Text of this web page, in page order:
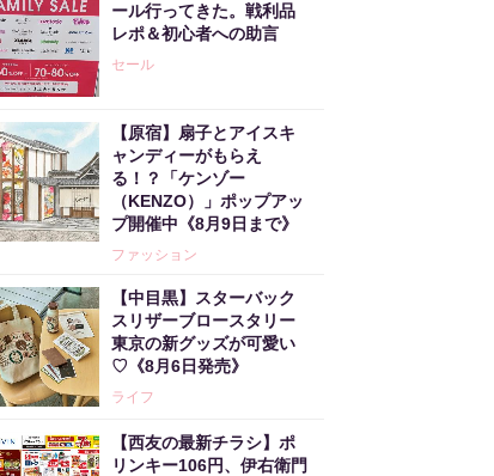
ール行ってきた。戦利品
レポ＆初心者への助言
セール
【原宿】扇子とアイスキ
ャンディーがもらえ
る！？「ケンゾー
（KENZO）」ポップアッ
プ開催中《8月9日まで》
ファッション
【中目黒】スターバック
スリザーブロースタリー
東京の新グッズが可愛い
♡《8月6日発売》
ライフ
【西友の最新チラシ】ポ
リンキー106円、伊右衛門